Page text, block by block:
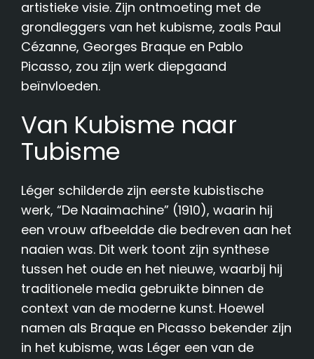
artistieke visie. Zijn ontmoeting met de
grondleggers van het kubisme, zoals Paul
Cézanne, Georges Braque en Pablo
Picasso, zou zijn werk diepgaand
beïnvloeden.
Van Kubisme naar
Tubisme
Léger schilderde zijn eerste kubistische
werk, “De Naaimachine” (1910), waarin hij
een vrouw afbeeldde die bedreven aan het
naaien was. Dit werk toont zijn synthese
tussen het oude en het nieuwe, waarbij hij
traditionele media gebruikte binnen de
context van de moderne kunst. Hoewel
namen als Braque en Picasso bekender zijn
in het kubisme, was Léger een van de